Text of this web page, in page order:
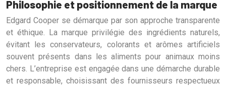
Philosophie et positionnement de la marque
Edgard Cooper se démarque par son approche transparente
et éthique. La marque privilégie des ingrédients naturels,
évitant les conservateurs, colorants et arômes artificiels
souvent présents dans les aliments pour animaux moins
chers. L’entreprise est engagée dans une démarche durable
et responsable, choisissant des fournisseurs respectueux